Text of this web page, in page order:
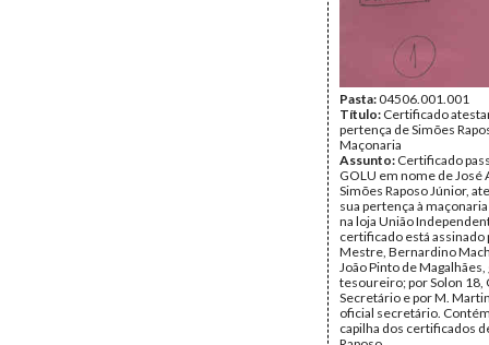
Pasta:04506.001.001
Título: Certificado
pertença de Simões
Maçonaria
Assunto: Certificado
GOLU em nome de José
Simões Raposo Júnior,
sua pertença à
na loja União
certificado está assinado
Mestre, Bernardino
João Pinto de
tesoureiro; por Solon 18,
Secretário e por M.
oficial secretário.
capilha dos certificados